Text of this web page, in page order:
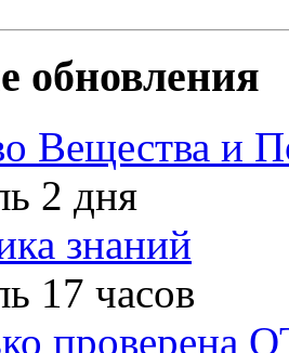
обновления
Вещества и
2 дня
знаний
17 часов
проверена